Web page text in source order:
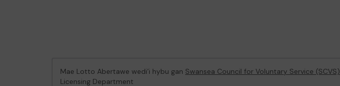
Mae Lotto Abertawe wedi’i hybu gan Swansea Council for Voluntary Service (SCVS)
Licensing Department